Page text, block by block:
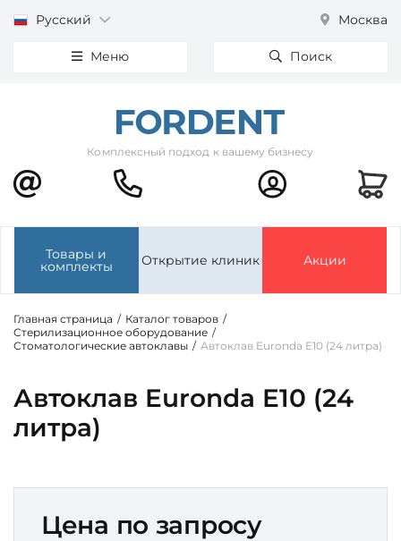
Русский Москва
Меню Поиск
Комплексный подход к вашему бизнесу
Товары и
комплекты Открытие клиник Акции
Главная страница / Каталог товаров /
Стерилизационное оборудование /
Стоматологические автоклавы / Автоклав Euronda E10 (24 литра)
Автоклав Euronda E10 (24
литра)
Цена по запросу